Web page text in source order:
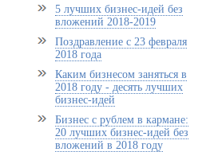
5 лучших бизнес-идей без
вложений 2018-2019
Поздравление с 23 февраля
2018 года
Каким бизнесом заняться в
2018 году - десять лучших
бизнес-идей
Бизнес с рублем в кармане:
20 лучших бизнес-идей без
вложений в 2018 году